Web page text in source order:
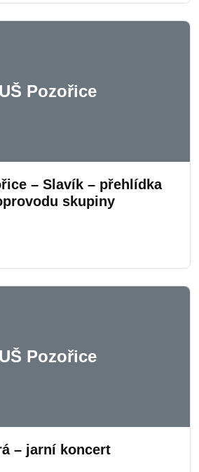
Pozořice
– Slavík – přehlídka
skupiny
Pozořice
– jarní koncert